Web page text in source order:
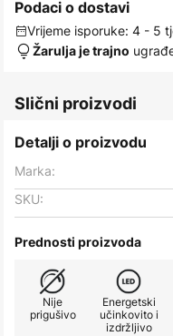
Podaci o dostavi
Vrijeme isporuke: 4 - 5
Žarulja je trajno
Slični proizvodi
Detalji o proizvodu
Marka:
SKU:
Prednosti proizvoda
Nije
prigušivo
Energetski
učinkovito i
izdržljivo